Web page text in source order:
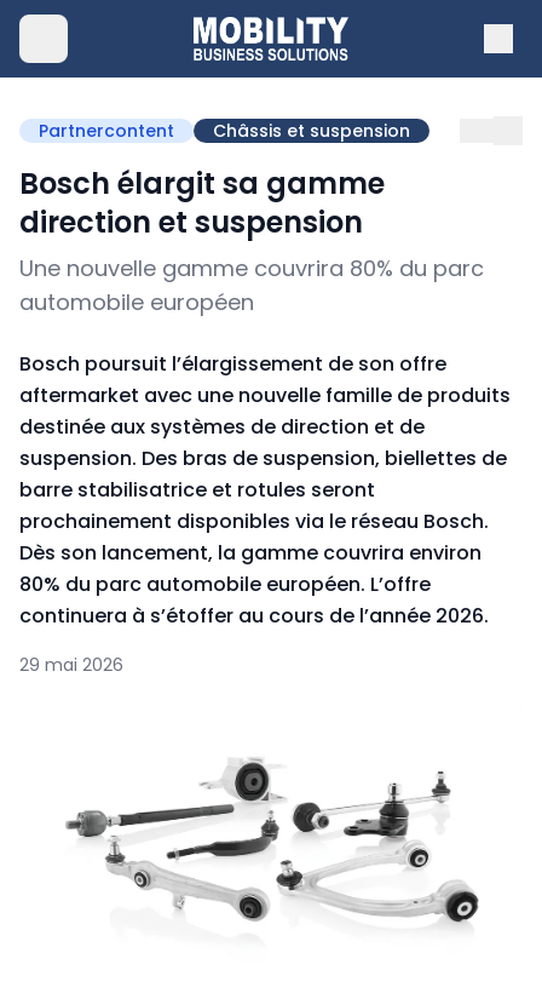
Partnercontent Châssis et suspension
Bosch élargit sa gamme
direction et suspension
Une nouvelle gamme couvrira 80% du parc
automobile européen
Bosch poursuit l’élargissement de son offre
aftermarket avec une nouvelle famille de produits
destinée aux systèmes de direction et de
suspension. Des bras de suspension, biellettes de
barre stabilisatrice et rotules seront
prochainement disponibles via le réseau Bosch.
Dès son lancement, la gamme couvrira environ
80% du parc automobile européen. L’offre
continuera à s’étoffer au cours de l’année 2026.
29 mai 2026